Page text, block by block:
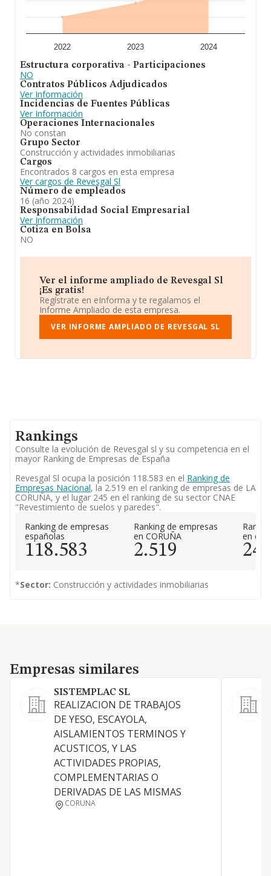
la información relativa a las compañías, la media de
antigüedad desde la constitución es de 18 años. Los
En definitiva, la actividad deRevesgal S.L
está
posicionado mejor en el ranking de provincia frente al
2023.
2022 2023 2024
Estructura corporativa - Participaciones
NO
Contratos Públicos Adjudicados
Ver Información
Incidencias de Fuentes Públicas
Ver Información
Operaciones Internacionales
No constan
Grupo Sector
Construcción y actividades inmobiliarias
Cargos
Encontrados 8 cargos en esta empresa
Ver cargos de Revesgal Sl
Número de empleados
16 (año 2024)
Responsabilidad Social Empresarial
Ver Información
Cotiza en Bolsa
NO
Ver el informe ampliado de Revesgal Sl
¡Es gratis!
Regístrate en eInforma y te regalamos el
Informe Ampliado de esta empresa.
VER INFORME AMPLIADO DE REVESGAL SL
Rankings
Consulte la evolución de Revesgal sl y su competencia en el
mayor Ranking de Empresas de España
Revesgal Sl ocupa la posición 118.583 en el Ranking de
Empresas Nacional, la 2.519 en el ranking de empresas de LA
CORUÑA, y el lugar 245 en el ranking de su sector CNAE
"Revestimiento de suelos y paredes".
Ranking de empresas
españolas
118.583
Ranking de empresas
en CORUÑA
2.519
en el
245
*Sector: Construcción y actividades inmobiliarias
Empresas similares
Empresas similares
SISTEMPLAC SL
REALIZACION DE TRABAJOS
DE YESO, ESCAYOLA,
AISLAMIENTOS TERMINOS Y
ACUSTICOS, Y LAS
ACTIVIDADES PROPIAS,
COMPLEMENTARIAS O
DERIVADAS DE LAS MISMAS
CORUNA